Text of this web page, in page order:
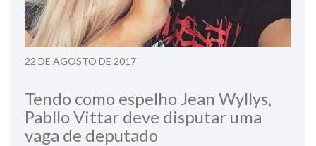
22 DE AGOSTO DE 2017
Tendo como espelho Jean Wyllys,
Pabllo Vittar deve disputar uma
vaga de deputado